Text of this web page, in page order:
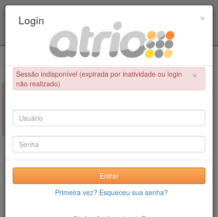
Educação Física / UPE - UFPB
×
NÃO FOI POSSÍVEL CONCLUIR A OPERAÇÃO
Sessão indisponível (expirada por inatividade ou login não
realizado)
×
Login
×
Sessão indisponível (expirada por inatividade ou login
não realizado)
Entrar
Primeira vez? Esqueceu sua senha?